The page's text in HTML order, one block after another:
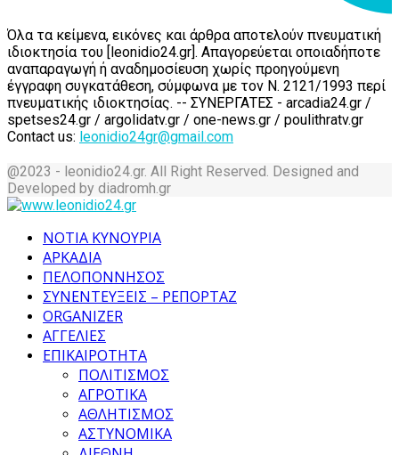
Όλα τα κείμενα, εικόνες και άρθρα αποτελούν πνευματική
ιδιοκτησία του [leonidio24.gr]. Απαγορεύεται οποιαδήποτε
αναπαραγωγή ή αναδημοσίευση χωρίς προηγούμενη
έγγραφη συγκατάθεση, σύμφωνα με τον Ν. 2121/1993 περί
πνευματικής ιδιοκτησίας. -- ΣΥΝΕΡΓΑΤΕΣ - arcadia24.gr /
spetses24.gr / argolidatv.gr / one-news.gr / poulithratv.gr
Contact us: leonidio24gr@gmail.com
@2023 - leonidio24.gr. All Right Reserved. Designed and
Developed by diadromh.gr
ΝΟΤΙΑ ΚΥΝΟΥΡΙΑ
ΑΡΚΑΔΙΑ
ΠΕΛΟΠΟΝΝΗΣΟΣ
ΣΥΝΕΝΤΕΥΞΕΙΣ – ΡΕΠΟΡΤΑΖ
ORGANIZER
ΑΓΓΕΛΙΕΣ
ΕΠΙΚΑΙΡΟΤΗΤΑ
ΠΟΛΙΤΙΣΜΟΣ
ΑΓΡΟΤΙΚΑ
ΑΘΛΗΤΙΣΜΟΣ
ΑΣΤΥΝΟΜΙΚΑ